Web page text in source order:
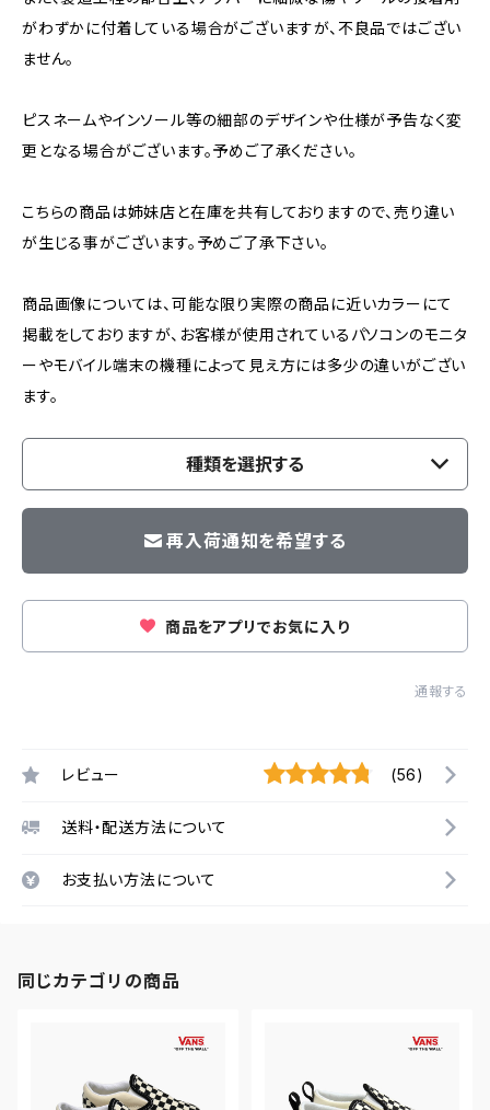
がわずかに付着している場合がございますが、不良品ではござい
ません。
ピスネームやインソール等の細部のデザインや仕様が予告なく変
更となる場合がございます。予めご了承ください。
こちらの商品は姉妹店と在庫を共有しておりますので、売り違い
が生じる事がございます。予めご了承下さい。
商品画像については、可能な限り実際の商品に近いカラーにて
掲載をしておりますが、お客様が使用されているパソコンのモニタ
ーやモバイル端末の機種によって見え方には多少の違いがござい
ます。
種類を選択する
再入荷通知を希望する
商品をアプリでお気に入り
通報する
レビュー (56)
送料・配送方法について
お支払い方法について
同じカテゴリの商品